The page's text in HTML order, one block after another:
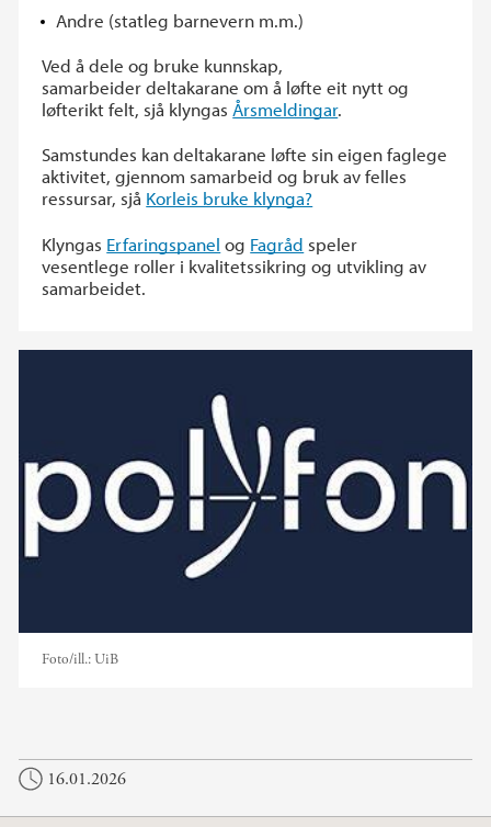
Andre (statleg barnevern m.m.)
Ved å dele og bruke kunnskap,
samarbeider deltakarane om å løfte eit nytt og
løfterikt felt, sjå klyngas Årsmeldingar.
Samstundes kan deltakarane løfte sin eigen faglege
aktivitet, gjennom samarbeid og bruk av felles
ressursar, sjå Korleis bruke klynga?
Klyngas Erfaringspanel og Fagråd speler
vesentlege roller i kvalitetssikring og utvikling av
samarbeidet.
Foto/ill.:UiB
16.01.2026